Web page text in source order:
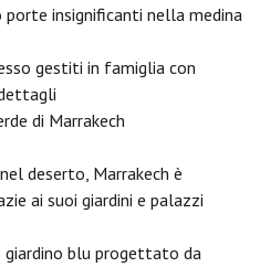
insignificanti nella medina
gestiti in famiglia con
di Marrakech
deserto, Marrakech è
ai suoi giardini e palazzi
giardino blu progettato da